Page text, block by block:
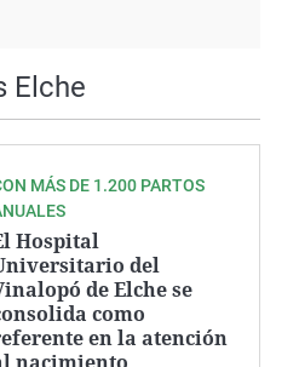
Elche
MÁS DE 1.200 PARTOS
Hospital
del
de Elche se
como
en la atención